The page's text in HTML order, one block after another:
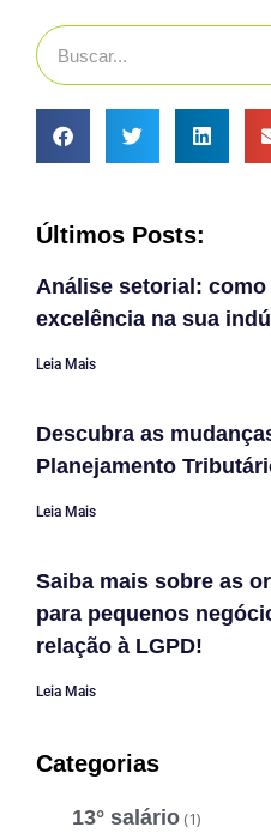
Últimos Posts:
Análise setorial:
excelência na sua
Leia Mais
Descubra as
Planejamento
Leia Mais
Saiba mais sobre as
para pequenos
relação à LGPD!
Leia Mais
Categorias
13° salário (1)